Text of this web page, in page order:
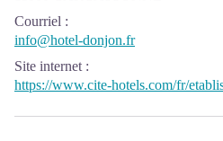
Courriel :
info@hotel-donjon.fr
Site internet :
https://www.cite-hotels.com/fr/